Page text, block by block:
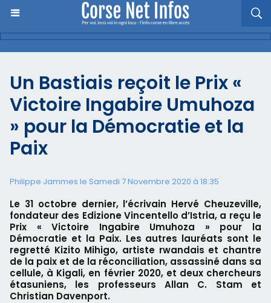
Un Bastiais reçoit le Prix «
Victoire Ingabire Umuhoza
» pour la Démocratie et la
Paix
Philippe Jammes le Samedi 7 Novembre 2020 à 18:35
Le 31 octobre dernier, l’écrivain Hervé Cheuzeville,
fondateur des Edizione Vincentello d’Istria, a reçu le
Prix « Victoire Ingabire Umuhoza » pour la
Démocratie et la Paix. Les autres lauréats sont le
regretté Kizito Mihigo, artiste rwandais et chantre
de la paix et de la réconciliation, assassiné dans sa
cellule, à Kigali, en février 2020, et deux chercheurs
étasuniens, les professeurs Allan C. Stam et
Christian Davenport.